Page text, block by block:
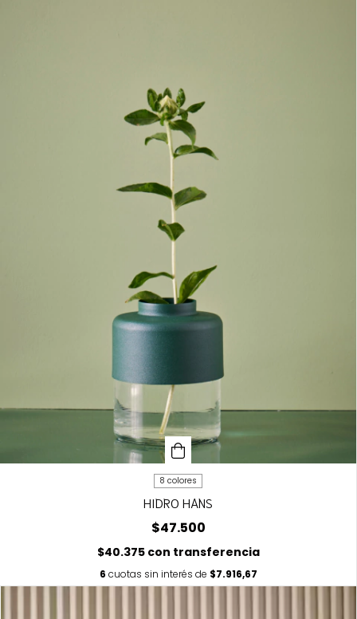
8 colores
HIDRO HANS
$47.500
$40.375 con transferencia
6 cuotas sin interés de $7.916,67